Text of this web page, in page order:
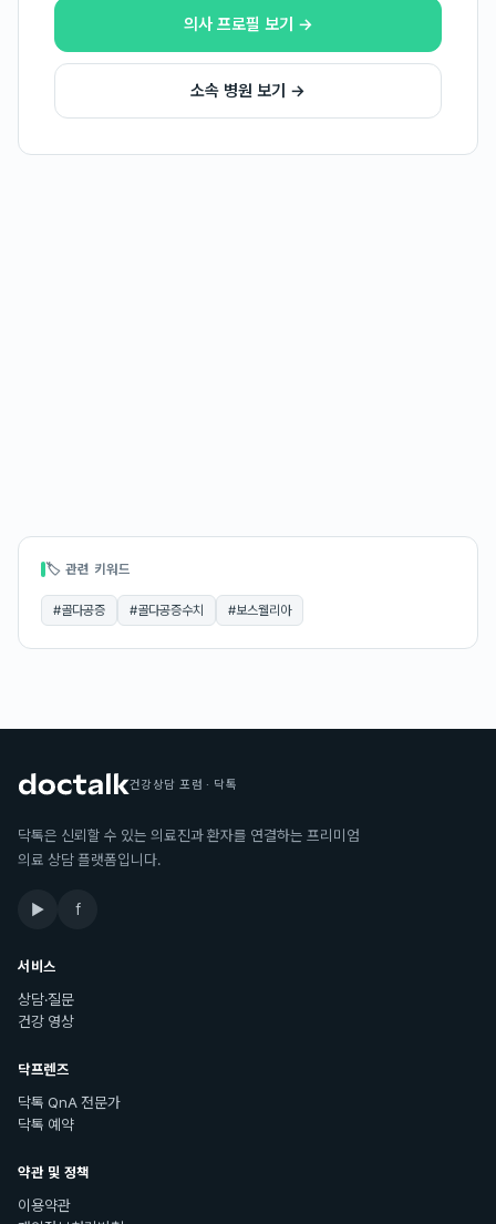
의사 프로필 보기 →
소속 병원 보기 →
🏷 관련 키워드
#골다공증 #골다공증수치 #보스웰리아
건강상담 포럼 · 닥톡
닥톡은 신뢰할 수 있는 의료진과 환자를 연결하는 프리미엄
의료 상담 플랫폼입니다.
▶ f
서비스
상담·질문
건강 영상
닥프렌즈
닥톡 QnA 전문가
닥톡 예약
약관 및 정책
이용약관